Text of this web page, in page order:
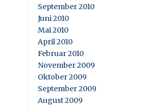
September 2010
Juni 2010
Mai 2010
April 2010
Februar 2010
November 2009
Oktober 2009
September 2009
August 2009